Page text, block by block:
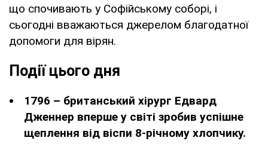
що спочивають у Софійському соборі, і
сьогодні вважаються джерелом благодатної
допомоги для вірян.
Події цього дня
1796 – британський хірург Едвард
Дженнер вперше у світі зробив успішне
щеплення від віспи 8-річному хлопчику.